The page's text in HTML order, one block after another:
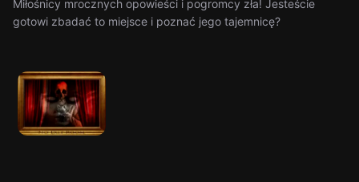
Miłośnicy mrocznych opowieści i pogromcy zła! Jesteście
gotowi zbadać to miejsce i poznać jego tajemnicę?